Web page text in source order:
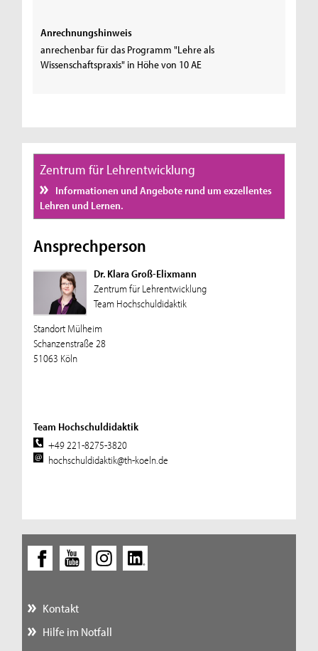
Anrechnungshinweis
anrechenbar für das Programm "Lehre als
Wissenschaftspraxis" in Höhe von 10 AE
Zentrum für Lehrentwicklung
Informationen und Angebote rund um exzellentes
Lehren und Lernen.
Ansprechperson
Dr. Klara Groß-Elixmann
Zentrum für Lehrentwicklung
Team Hochschuldidaktik
Standort Mülheim
Schanzenstraße 28
51063 Köln
Team Hochschuldidaktik
+49 221-8275-3820
hochschuldidaktik@th-koeln.de
Kontakt
Hilfe im Notfall